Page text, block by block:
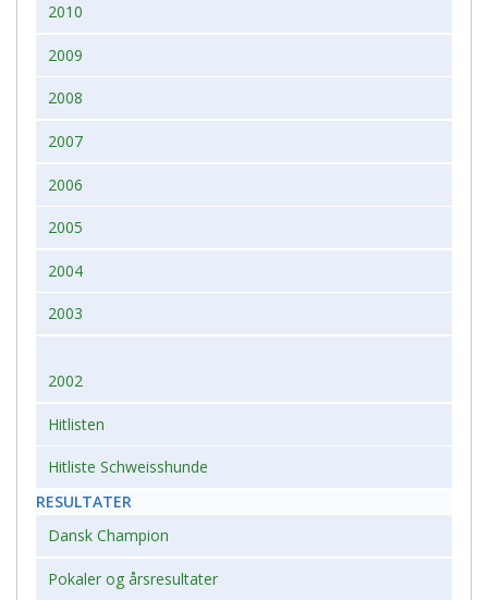
2010
2009
2008
2007
2006
2005
2004
2003
2002
Hitlisten
Hitliste Schweisshunde
RESULTATER
Dansk Champion
Pokaler og årsresultater